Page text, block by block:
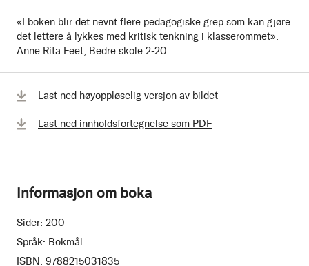
«I boken blir det nevnt flere pedagogiske grep som kan gjøre
det lettere å lykkes med kritisk tenkning i klasserommet».
Anne Rita Feet, Bedre skole 2-20.
Last ned høyoppløselig versjon av bildet
Last ned innholdsfortegnelse som PDF
Informasjon om boka
Sider: 200
Språk: Bokmål
ISBN: 9788215031835